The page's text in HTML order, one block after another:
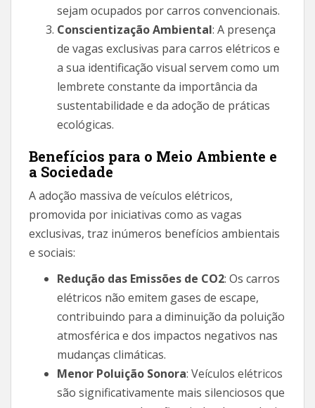
sejam ocupados por carros convencionais.
Conscientização Ambiental: A presença
de vagas exclusivas para carros elétricos e
a sua identificação visual servem como um
lembrete constante da importância da
sustentabilidade e da adoção de práticas
ecológicas.
Benefícios para o Meio Ambiente e
a Sociedade
A adoção massiva de veículos elétricos,
promovida por iniciativas como as vagas
exclusivas, traz inúmeros benefícios ambientais
e sociais:
Redução das Emissões de CO2: Os carros
elétricos não emitem gases de escape,
contribuindo para a diminuição da poluição
atmosférica e dos impactos negativos nas
mudanças climáticas.
Menor Poluição Sonora: Veículos elétricos
são significativamente mais silenciosos que